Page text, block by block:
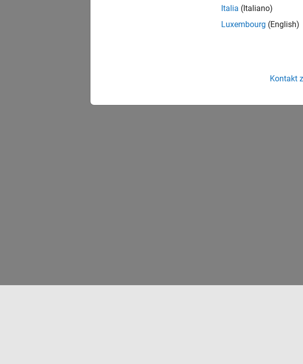
Italia (Italiano)
Luxembourg (English)
Kontakt